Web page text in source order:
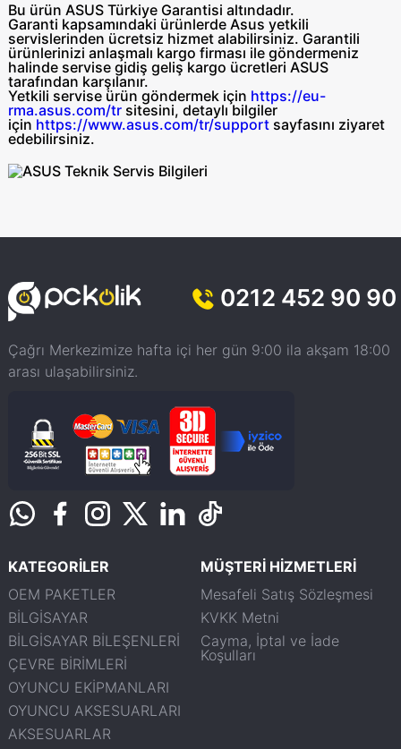
Bu ürün ASUS Türkiye Garantisi altındadır.
Garanti kapsamındaki ürünlerde Asus yetkili
servislerinden ücretsiz hizmet alabilirsiniz. Garantili
ürünlerinizi anlaşmalı kargo firması ile göndermeniz
halinde servise gidiş geliş kargo ücretleri ASUS
tarafından karşılanır.
Yetkili servise ürün göndermek için https://eu-
rma.asus.com/tr sitesini, detaylı bilgiler
için https://www.asus.com/tr/support sayfasını ziyaret
edebilirsiniz.
0212 452 90 90
Çağrı Merkezimize hafta içi her gün 9:00 ila akşam 18:00
arası ulaşabilirsiniz.
KATEGORİLER
OEM PAKETLER
BİLGİSAYAR
BİLGİSAYAR BİLEŞENLERİ
ÇEVRE BİRİMLERİ
OYUNCU EKİPMANLARI
OYUNCU AKSESUARLARI
AKSESUARLAR
MÜŞTERİ HİZMETLERİ
Mesafeli Satış Sözleşmesi
KVKK Metni
Cayma, İptal ve İade
Koşulları